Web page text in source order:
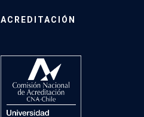
ACREDITACIÓN